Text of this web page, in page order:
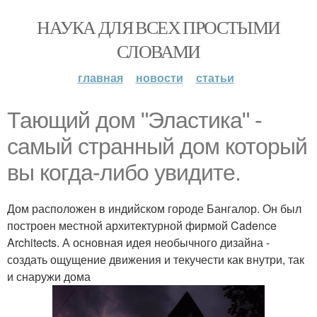
НАУКА ДЛЯ ВСЕХ ПРОСТЫМИ
СЛОВАМИ
главная новости статьи
Тающий дом "Эластика" -
самый странный дом который
вы когда-либо увидите.
Дом расположен в индийском городе Бангалор. Он был
построен местной архитектурной фирмой Cadence
Architects. А основная идея необычного дизайна -
создать ощущение движения и текучести как внутри, так
и снаружи дома